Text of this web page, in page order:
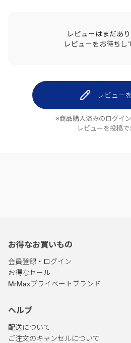
レビューはまだあり
レビューをお待ちし
レビュー
※商品購入済みのログイ
レビューを投稿
お得なお買いもの
会員登録・ログイン
お得なセール
MrMaxプライベートブランド
ヘルプ
配送について
ご注文のキャンセルについて